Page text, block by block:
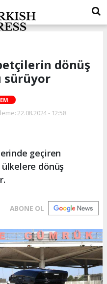
dönüş
sürüyor
22.08.2024 - 12:58
geçiren
ülkelere dönüş
ABONE OL